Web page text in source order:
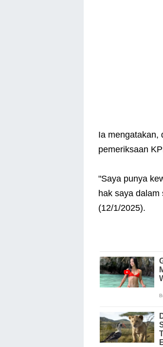
Ia mengatakan,
pemeriksaan
"Saya punya
hak saya dalam
(12/1/2025).